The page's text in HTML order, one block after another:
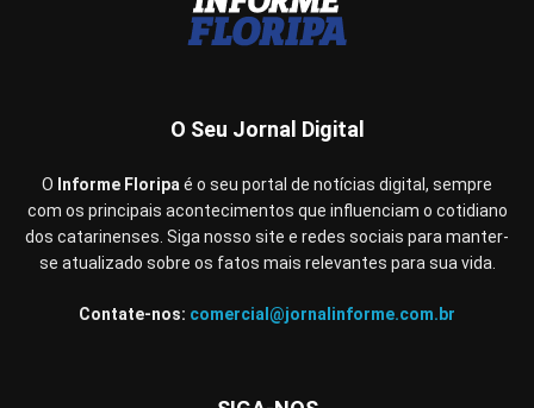
O Seu Jornal Digital
O Informe Floripaé o seu portal de notícias digital, sempre
com os principais acontecimentos que influenciam o cotidiano
dos catarinenses. Siga nosso site e redes sociais para manter-
se atualizado sobre os fatos mais relevantes para sua vida.
Contate-nos: comercial@jornalinforme.com.br